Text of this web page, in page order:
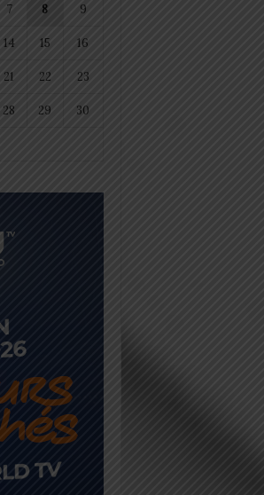
7 8 9
14 15 16
21 22 23
28 29 30